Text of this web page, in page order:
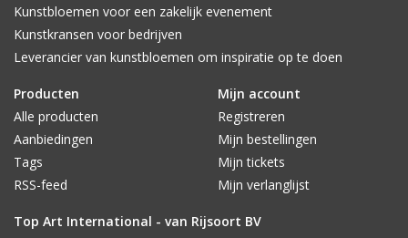
Kunstbloemen voor een zakelijk evenement
Kunstkransen voor bedrijven
Leverancier van kunstbloemen om inspiratie op te doen
Producten
Alle producten
Aanbiedingen
Tags
RSS-feed
Mijn account
Registreren
Mijn bestellingen
Mijn tickets
Mijn verlanglijst
Top Art International - van Rijsoort BV